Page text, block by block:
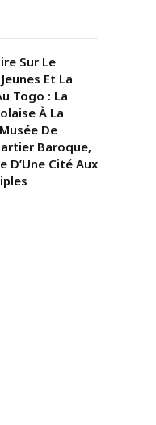
Sur Le
Et La
Togo : La
À La
De
Baroque,
D’Une Cité Aux